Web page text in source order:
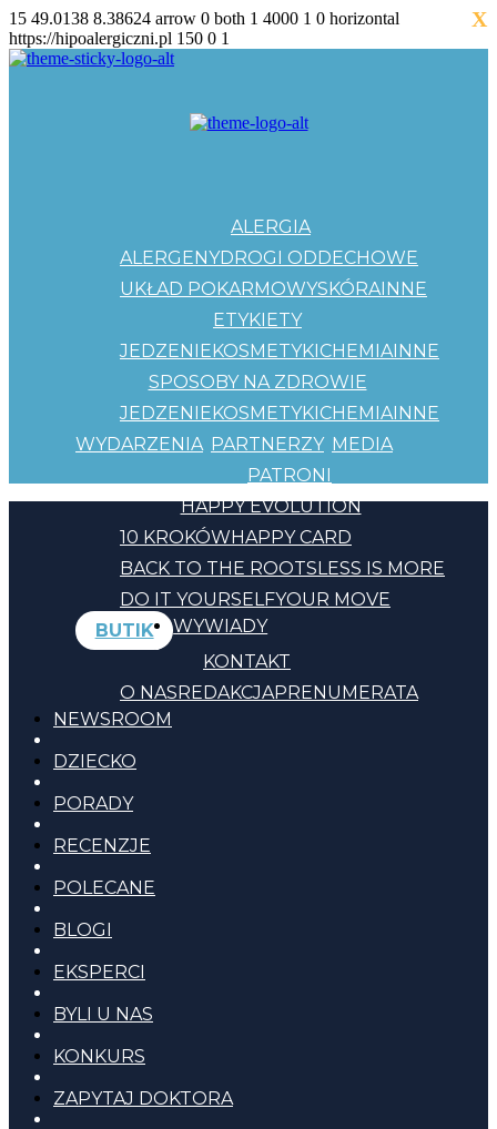
15 49.0138 8.38624 arrow 0 both 1 4000 1 0 horizontal
https://hipoalergiczni.pl 150 0 1
ALERGIA
ALERGENYDROGI ODDECHOWE
UKŁAD POKARMOWYSKÓRAINNE
ETYKIETY
JEDZENIEKOSMETYKICHEMIAINNE
SPOSOBY NA ZDROWIE
JEDZENIEKOSMETYKICHEMIAINNE
WYDARZENIA PARTNERZY
PATRONI
MEDIA
HAPPY EVOLUTION
10 KROKÓWHAPPY CARD
BACK TO THE ROOTSLESS IS MORE
DO IT YOURSELFYOUR MOVE
BUTIK
KONTAKT
O NASREDAKCJAPRENUMERATA
WYWIADY
NEWSROOM
DZIECKO
PORADY
RECENZJE
POLECANE
BLOGI
EKSPERCI
BYLI U NAS
KONKURS
ZAPYTAJ DOKTORA
X